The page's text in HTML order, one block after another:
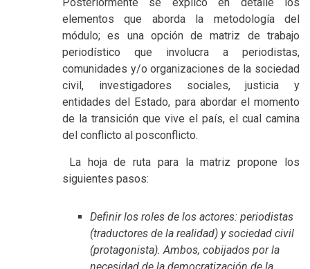
elementos que aborda la metodología del
módulo; es una opción de matriz de trabajo
periodístico que involucra a periodistas,
comunidades y/o organizaciones de la sociedad
civil, investigadores sociales, justicia y
entidades del Estado, para abordar el momento
de la transición que vive el país, el cual camina
del conflicto al posconflicto.
La hoja de ruta para la matriz propone los
siguientes pasos:
Definir los roles de los actores: periodistas
(traductores de la realidad) y sociedad civil
(protagonista). Ambos, cobijados por la